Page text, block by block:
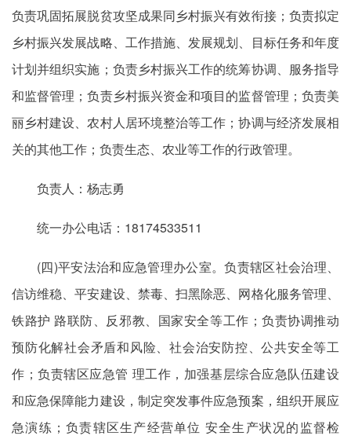
负责巩固拓展脱贫攻坚成果同乡村振兴有效衔接；负责拟定
乡村振兴发展战略、工作措施、发展规划、目标任务和年度
计划并组织实施；负责乡村振兴工作的统筹协调、服务指导
和监督管理；负责乡村振兴资金和项目的监督管理；负责美
丽乡村建设、农村人居环境整治等工作；协调与经济发展相
关的其他工作；负责生态、农业等工作的行政管理。
负责人：杨志勇
统一办公电话：18174533511
(四)平安法治和应急管理办公室。负责辖区社会治理、
信访维稳、平安建设、禁毒、扫黑除恶、网格化服务管理、
铁路护 路联防、反邪教、国家安全等工作；负责协调推动
预防化解社会矛盾和风险、社会治安防控、公共安全等工
作；负责辖区应急管 理工作，加强基层综合应急队伍建设
和应急保障能力建设，制定突发事件应急预案，组织开展应
急演练；负责辖区生产经营单位 安全生产状况的监督检